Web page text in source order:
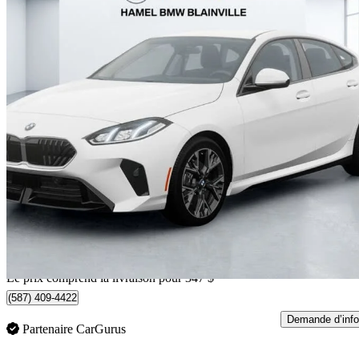
2026 BMW 2 Series
228 Gran Coupe xDrive 8 100 km
51 943 $ Affaire
911 $/mois env.
Le prix comprend la livraison pour 347 $
(587) 409-4422
Partenaire CarGurus
Demande d’info